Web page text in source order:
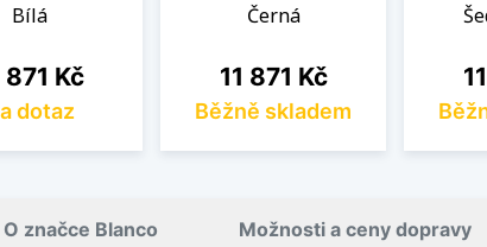
Bílá
871 Kč
dotaz
Černá
Cena
11 871 Kč
Běžně skladem
O značce Blanco Možnosti a ceny dopravy